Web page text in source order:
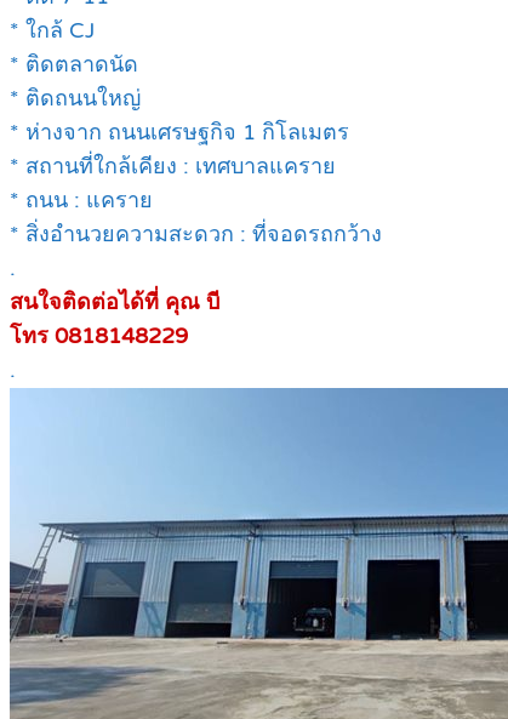
* ใกล้ CJ
* ติดตลาดนัด
* ติดถนนใหญ่
* ห่างจาก ถนนเศรษฐกิจ 1 กิโลเมตร
* สถานที่ใกล้เคียง : เทศบาลแคราย
* ถนน : แคราย
* สิ่งอำนวยความสะดวก : ที่จอดรถกว้าง
.
สนใจติดต่อได้ที่ คุณ บี
โทร 0818148229
.